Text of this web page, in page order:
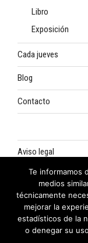
Libro
Exposición
Cada jueves
Blog
Contacto
Aviso legal
Política de privacidad
Política de cookies
Te informamos
medios
técnicamente
mejorar la
estadísticos de la
o denegar su